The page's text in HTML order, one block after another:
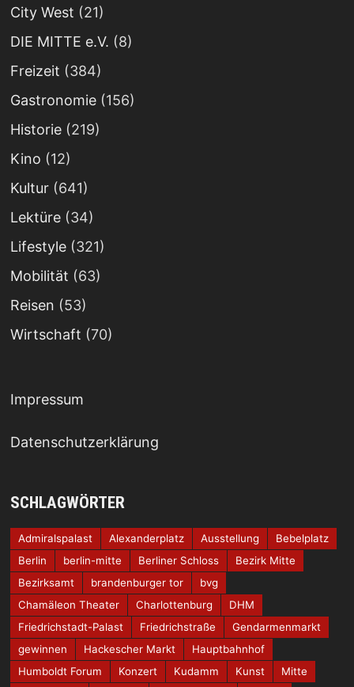
City West (21)
DIE MITTE e.V. (8)
Freizeit (384)
Gastronomie(156)
Historie(219)
Kino (12)
Kultur(641)
Lektüre(34)
Lifestyle(321)
Mobilität (63)
Reisen (53)
Wirtschaft (70)
Impressum
Datenschutzerklärung
SCHLAGWÖRTER
Admiralspalast Alexanderplatz Ausstellung
Bebelplatz
Berlin
berlin-mitte Berliner Schloss
Bezirk Mitte
Bezirksamt
brandenburger tor
bvg
Chamäleon Theater
Charlottenburg
DHM
Friedrichstadt-Palast
Friedrichstraße
Gendarmenmarkt
gewinnen
Hackescher Markt
Hauptbahnhof
Humboldt Forum
Konzert Kudamm Kunst Mitte